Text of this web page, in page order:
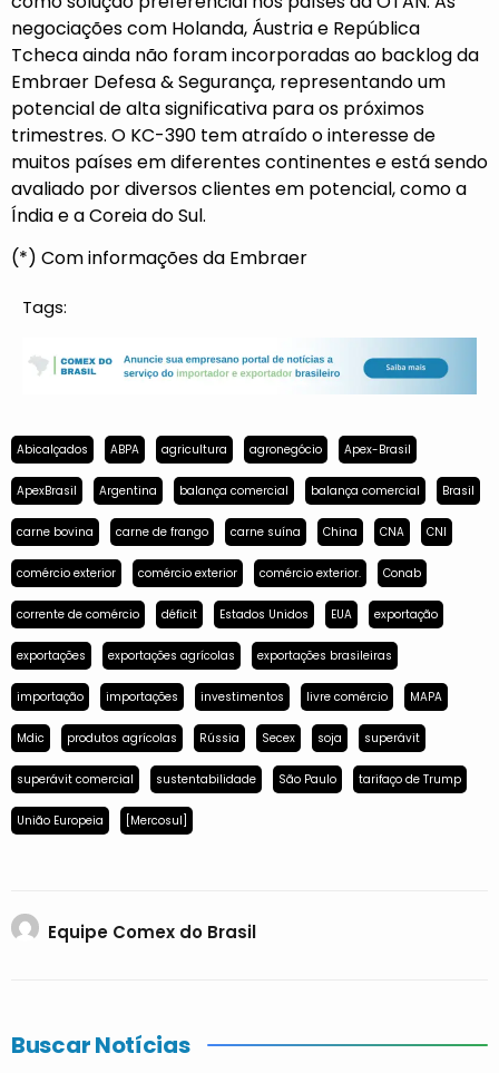
negociações com Holanda, Áustria e República
Tcheca ainda não foram incorporadas ao backlog da
Embraer Defesa & Segurança, representando um
potencial de alta significativa para os próximos
trimestres. O KC-390 tem atraído o interesse de
muitos países em diferentes continentes e está sendo
avaliado por diversos clientes em potencial, como a
Índia e a Coreia do Sul.
(*) Com informações da Embraer
Tags:
Abicalçados ABPA agricultura agronegócio Apex-Brasil
ApexBrasil Argentina balança comercial balança comercial Brasil
carne bovina carne de frango carne suína China CNA CNI
comércio exterior comércio exterior comércio exterior. Conab
corrente de comércio déficit Estados Unidos EUA exportação
exportações exportações agrícolas exportações brasileiras
importação importações investimentos livre comércio MAPA
Mdic produtos agrícolas Rússia Secex soja superávit
superávit comercial sustentabilidade São Paulo tarifaço de Trump
União Europeia [Mercosul]
Equipe Comex do Brasil
Buscar Notícias